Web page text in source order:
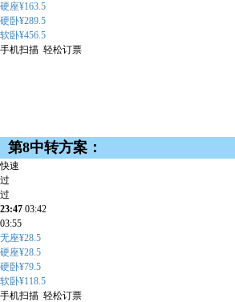
硬座¥163.5
硬卧¥289.5
软卧¥456.5
手机扫描 轻松订票
第8中转方案：
快速
过
过
23:47 03:42
03:55
无座¥28.5
硬座¥28.5
硬卧¥79.5
软卧¥118.5
手机扫描 轻松订票